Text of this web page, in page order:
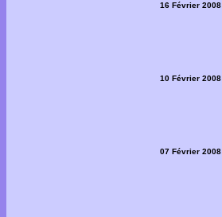
16 Février 2008
10 Février 2008
07 Février 2008